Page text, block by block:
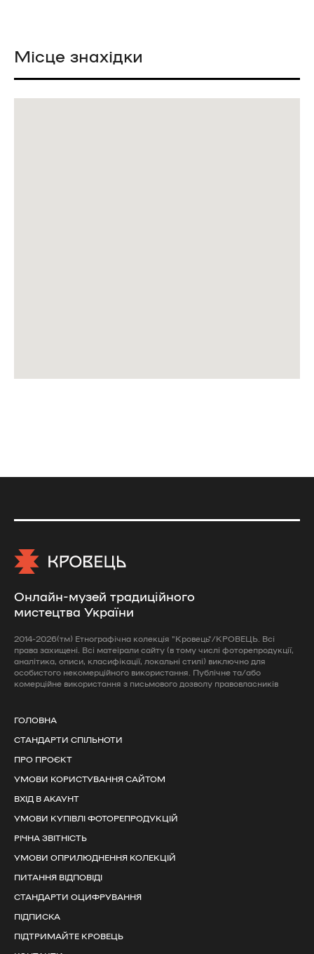
Місце знахідки
Онлайн-музей традиційного
мистецтва України
2014-2026(тм) Етнографічна колекція "Кровець"/КРОВЕЦЬ. Всі
права захищені. Всі матеірали сайту (в тому числі фоторепродукції,
аналітика, описи, класифікації, локальні стилі) виключно для
особистого некомерційного використання. Публічне та/або
комерційне використання з письмового дозволу правовласників
ГОЛОВНА
СТАНДАРТИ СПІЛЬНОТИ
ПРО ПРОЄКТ
УМОВИ КОРИСТУВАННЯ САЙТОМ
ВХІД В АКАУНТ
УМОВИ КУПІВЛІ ФОТОРЕПРОДУКЦІЙ
РІЧНА ЗВІТНІСТЬ
УМОВИ ОПРИЛЮДНЕННЯ КОЛЕКЦІЙ
ПИТАННЯ ВІДПОВІДІ
СТАНДАРТИ ОЦИФРУВАННЯ
ПІДПИСКА
ПІДТРИМАЙТЕ КРОВЕЦЬ